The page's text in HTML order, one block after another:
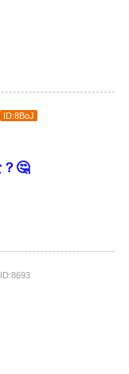
ID:8BoJ
🤔